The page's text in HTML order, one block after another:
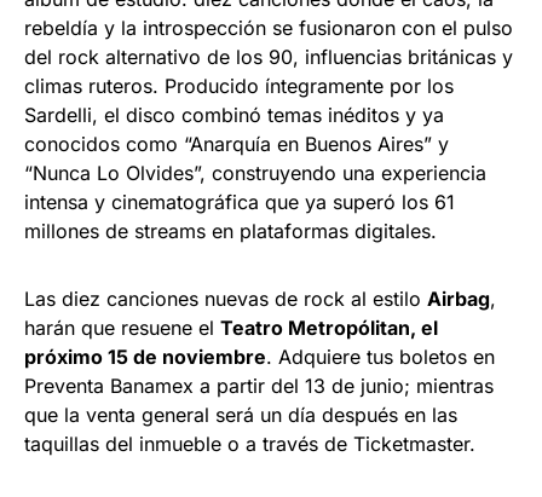
rebeldía y la introspección se fusionaron con el pulso
del rock alternativo de los 90, influencias británicas y
climas ruteros. Producido íntegramente por los
Sardelli, el disco combinó temas inéditos y ya
conocidos como “Anarquía en Buenos Aires” y
“Nunca Lo Olvides”, construyendo una experiencia
intensa y cinematográfica que ya superó los 61
millones de streams en plataformas digitales.
Las diez canciones nuevas de rock al estilo Airbag,
harán que resuene el Teatro Metropólitan, el
próximo 15 de noviembre. Adquiere tus boletos en
Preventa Banamex a partir del 13 de junio; mientras
que la venta general será un día después en las
taquillas del inmueble o a través de Ticketmaster.